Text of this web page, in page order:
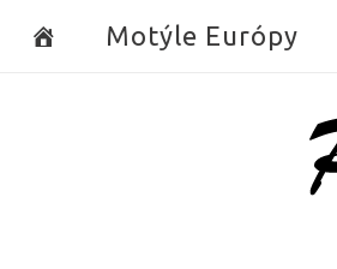
Motýle Európy
Home